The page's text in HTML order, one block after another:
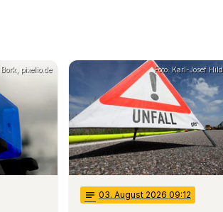
pixelio.de Foto: Karl-Josef
notes 03. August 2026 09:12